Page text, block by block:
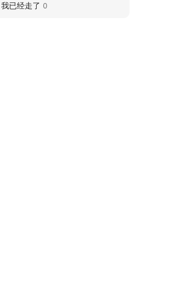
我已经走了 0